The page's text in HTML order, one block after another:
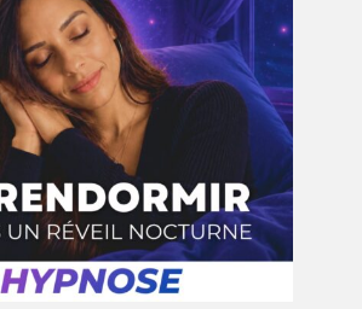
une séance
travailler sur une
en particulier ou
le travail que vous
commencé avec le
? Alors je vous invite à